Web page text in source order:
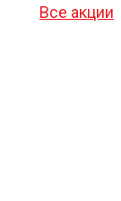
Все акции